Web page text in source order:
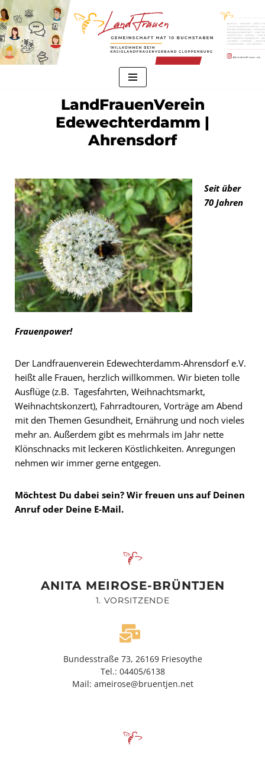
Zum
Inhalt
springen
LandFrauenVerein
Edewechterdamm |
Ahrensdorf
Seit über
70 Jahren
Frauenpower!
Der Landfrauenverein Edewechterdamm-Ahrensdorf e.V.
heißt alle Frauen, herzlich willkommen. Wir bieten tolle
Ausflüge (z.B. Tagesfahrten, Weihnachtsmarkt,
Weihnachtskonzert), Fahrradtouren, Vorträge am Abend
mit den Themen Gesundheit, Ernährung und noch vieles
mehr an. Außerdem gibt es mehrmals im Jahr nette
Klönschnacks mit leckeren Köstlichkeiten. Anregungen
nehmen wir immer gerne entgegen.
Möchtest Du dabei sein? Wir freuen uns auf Deinen
Anruf oder Deine E-Mail.
ANITA MEIROSE-BRÜNTJEN
1. VORSITZENDE
Bundesstraße 73, 26169 Friesoythe
Tel.: 04405/6138
Mail: ameirose@bruentjen.net